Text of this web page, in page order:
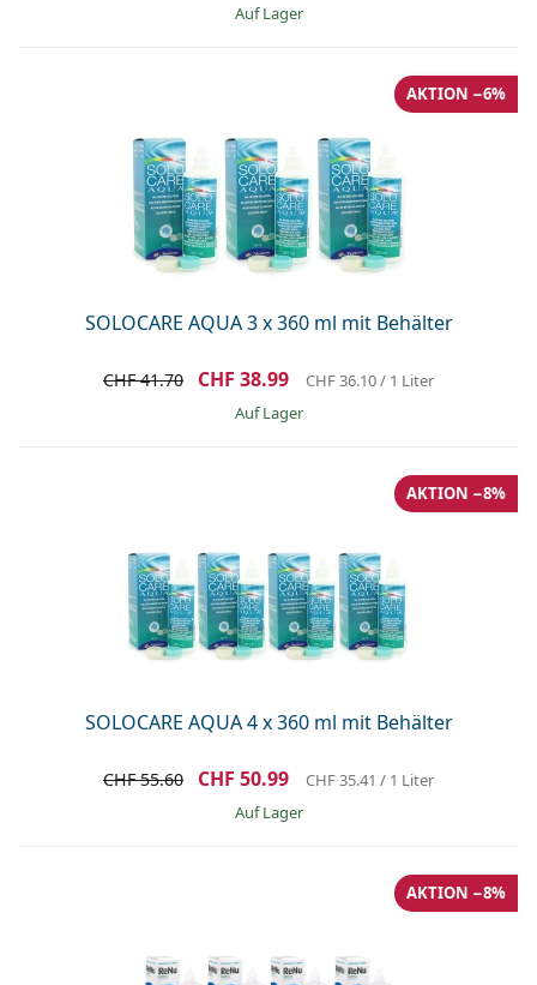
auf Lager
SOLOCARE AQUA 3 x 360 ml mit Behälter
AKTION −6%
CHF 41.70 CHF 38.99 CHF 36.10/ 1 Liter
auf Lager
SOLOCARE AQUA 4 x 360 ml mit Behälter
AKTION −8%
CHF 55.60 CHF 50.99 CHF 35.41 / 1 Liter
auf Lager
AKTION −8%